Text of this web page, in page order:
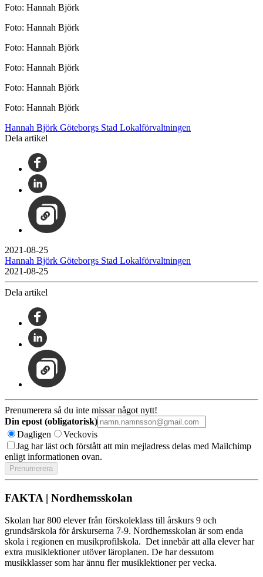
Foto: Hannah Björk
Foto: Hannah Björk
Foto: Hannah Björk
Foto: Hannah Björk
Foto: Hannah Björk
Foto: Hannah Björk
Hannah Björk Göteborgs Stad Lokalförvaltningen
Dela artikel
2021-08-25
Hannah Björk Göteborgs Stad Lokalförvaltningen
2021-08-25
Dela artikel
Prenumerera så du inte missar något nytt!
Din epost (obligatorisk)
Dagligen
Veckovis
Jag har läst och förstått att min mejladress delas med Mailchimp
enligt informationen ovan.
FAKTA | Nordhemsskolan
Skolan har 800 elever från förskoleklass till årskurs 9 och
grundsärskola för årskurserna 7-9. Nordhemsskolan är som enda
skola i regionen en musikprofilskola. Det innebär att alla elever har
extra musiklektioner utöver läroplanen. De har dessutom
musikklasser som har ännu fler musiklektioner per vecka.